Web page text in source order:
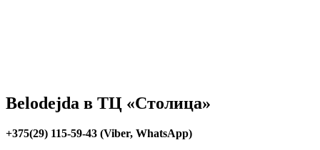
Belodejda в ТЦ «Столица»
+375(29) 115-59-43 (Viber, WhatsApp)